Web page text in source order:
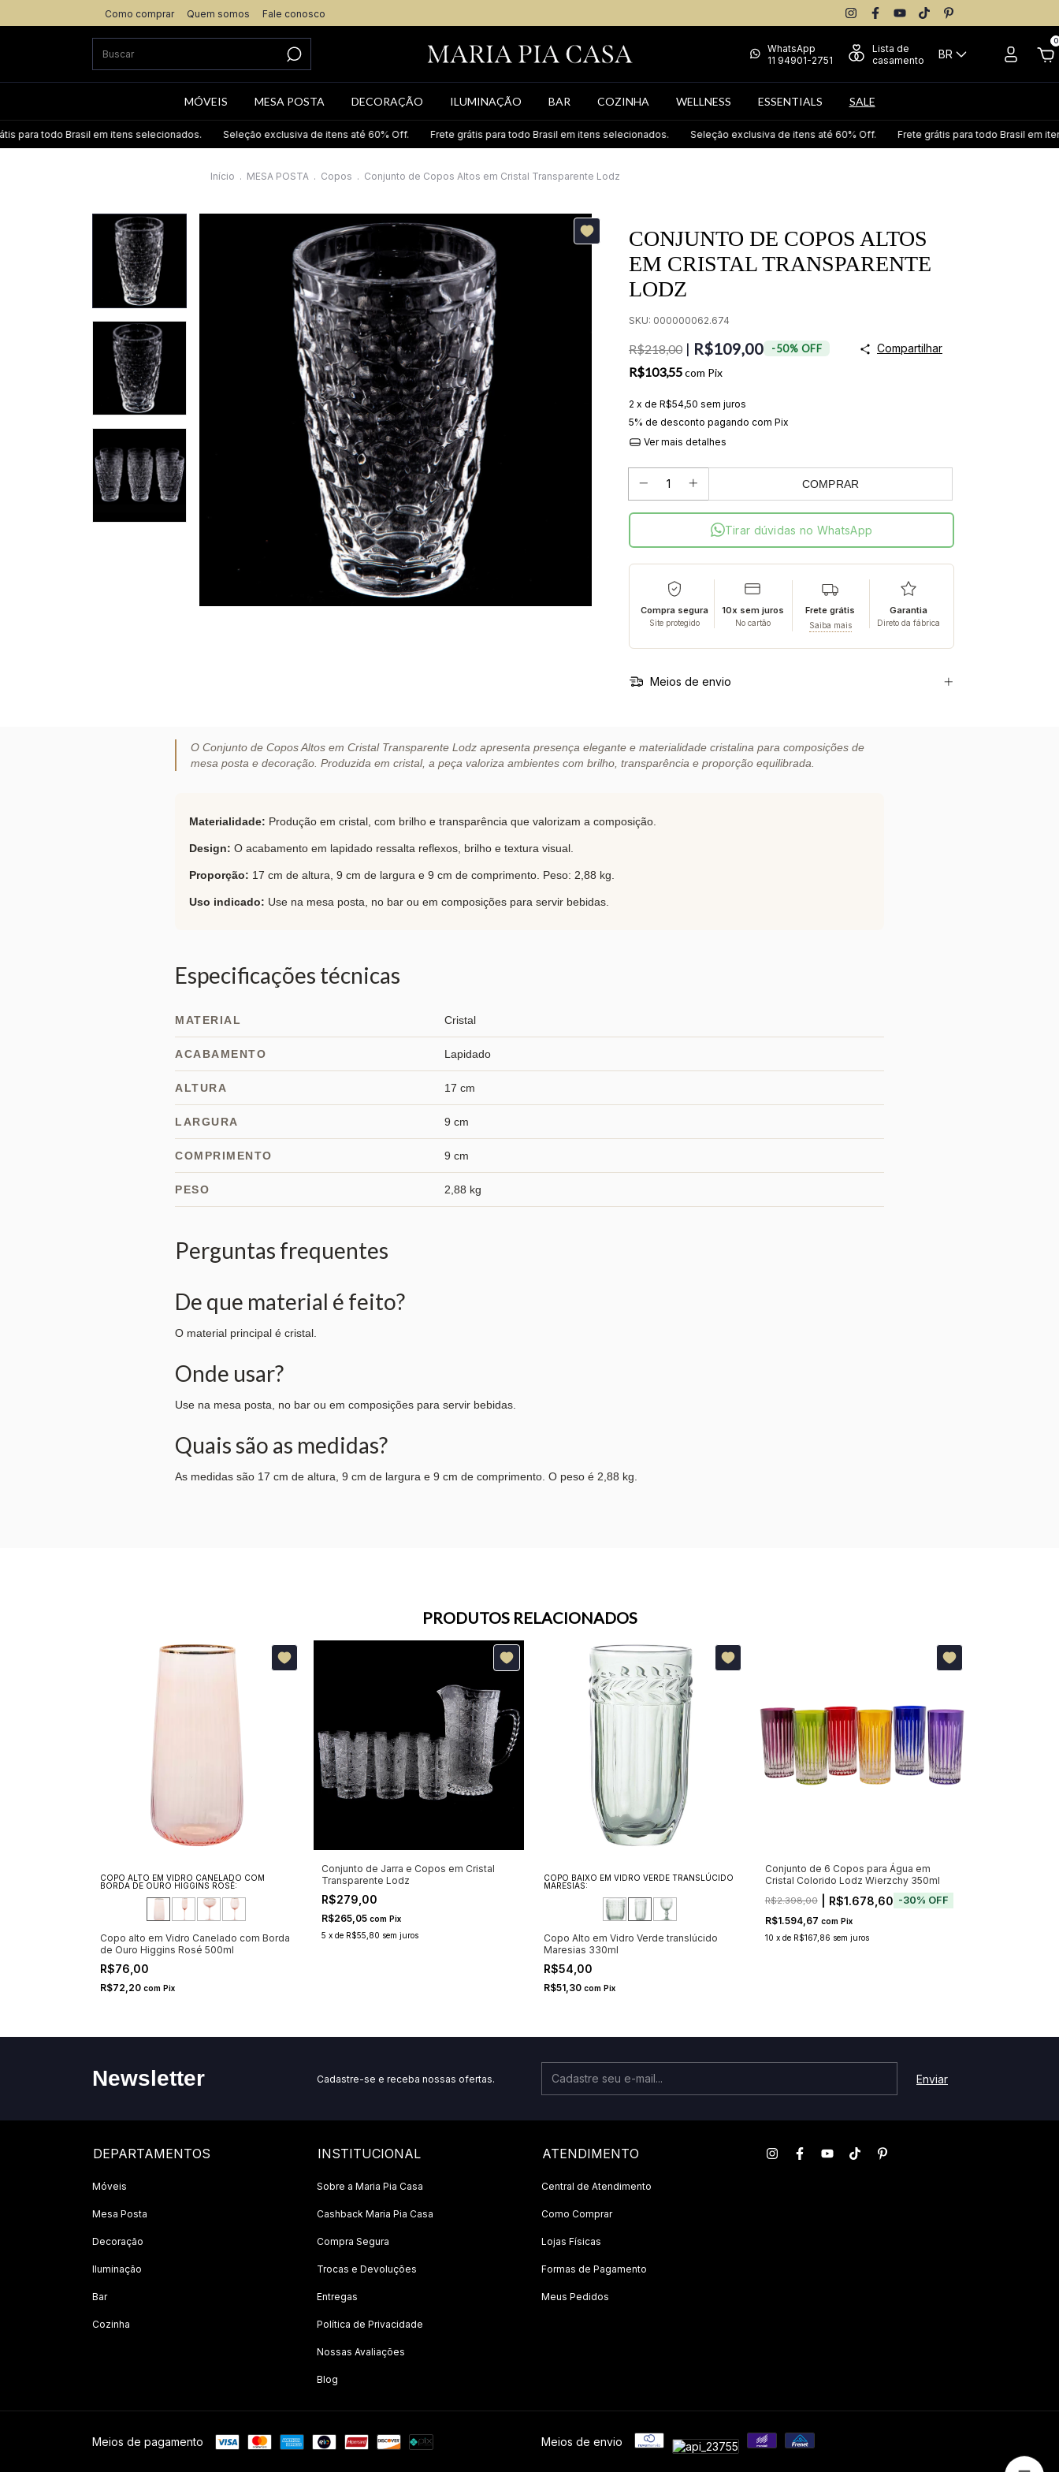
Como comprar Quem somos Fale conosco
WhatsApp
11 94901-2751
Lista de
casamento
BR
0
MÓVEIS MESA POSTA DECORAÇÃO ILUMINAÇÃO BAR COZINHA WELLNESS ESSENTIALS SALE
todo Brasil em itens selecionados. Seleção exclusiva de itens até 60% Off. Frete grátis para todo Brasil em itens selecionados. Seleção exclusiva de itens até 60% Off. Frete grátis para todo Brasil em itens
Início . MESA POSTA . Copos . Conjunto de Copos Altos em Cristal Transparente Lodz
CONJUNTO DE COPOS ALTOS
EM CRISTAL TRANSPARENTE
LODZ
SKU: 000000062.674
R$218,00 | R$109,00 -50% OFF Compartilhar
R$103,55com Pix
2 x de R$54,50 sem juros
5% de desconto pagando com Pix
Ver mais detalhes
COMPRAR
Tirar dúvidas no WhatsApp
Compra segura
Site protegido
10x sem juros
No cartão
Frete grátis
Saiba mais
Garantia
Direto da fábrica
Meios de envio
O Conjunto de Copos Altos em Cristal Transparente Lodz apresenta presença elegante e materialidade cristalina para composições de
mesa posta e decoração. Produzida em cristal, a peça valoriza ambientes com brilho, transparência e proporção equilibrada.
Materialidade: Produção em cristal, com brilho e transparência que valorizam a composição.
Design: O acabamento em lapidado ressalta reflexos, brilho e textura visual.
Proporção: 17 cm de altura, 9 cm de largura e 9 cm de comprimento. Peso: 2,88 kg.
Uso indicado: Use na mesa posta, no bar ou em composições para servir bebidas.
Especificações técnicas
MATERIAL Cristal
ACABAMENTO Lapidado
ALTURA 17 cm
LARGURA 9 cm
COMPRIMENTO 9 cm
PESO 2,88 kg
Perguntas frequentes
De que material é feito?
O material principal é cristal.
Onde usar?
Use na mesa posta, no bar ou em composições para servir bebidas.
Quais são as medidas?
As medidas são 17 cm de altura, 9 cm de largura e 9 cm de comprimento. O peso é 2,88 kg.
PRODUTOS RELACIONADOS
COPO ALTO EM VIDRO CANELADO COM
BORDA DE OURO HIGGINS ROSÉ:
Copo alto em Vidro Canelado com Borda
de Ouro Higgins Rosé 500ml
R$76,00
R$72,20 com Pix
Conjunto de Jarra e Copos em Cristal
Transparente Lodz
R$279,00
R$265,05com Pix
5 xde R$55,80 sem juros
COPO BAIXO EM VIDRO VERDE TRANSLÚCIDO
MARESIAS:
Copo Alto em Vidro Verde translúcido
Maresias 330ml
R$54,00
R$51,30 com Pix
Conjunto de 6 Copos para Água em
Cristal Colorido Lodz Wierzchy 350ml
R$2.398,00| R$1.678,60 -30% OFF
R$1.594,67 com Pix
10 x de R$167,86 sem juros
Newsletter Cadastre-se e receba nossas ofertas.
DEPARTAMENTOS
Móveis
Mesa Posta
Decoração
Iluminação
Bar
Cozinha
INSTITUCIONAL
Sobre a Maria Pia Casa
Cashback Maria Pia Casa
Compra Segura
Trocas e Devoluções
Entregas
Política de Privacidade
Nossas Avaliações
Blog
ATENDIMENTO
Central de Atendimento
Como Comprar
Lojas Físicas
Formas de Pagamento
Meus Pedidos
Meios de pagamento Meios de envio